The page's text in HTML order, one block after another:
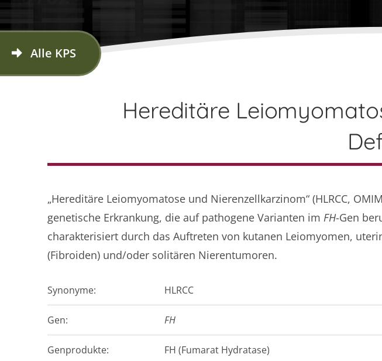
Alle KPS
Hereditäre
„Hereditäre Leiomyomatose und Nierenzellkarzinom“ (HLRCC,
genetische Erkrankung, die auf pathogene Varianten im FH-Gen
charakterisiert durch das Auftreten von kutanen Leiomyomen,
(Fibroiden) und/oder solitären Nierentumoren.
Synonyme: HLRCC
Gen: FH
Gen­produkte: FH (Fumarat Hydratase)